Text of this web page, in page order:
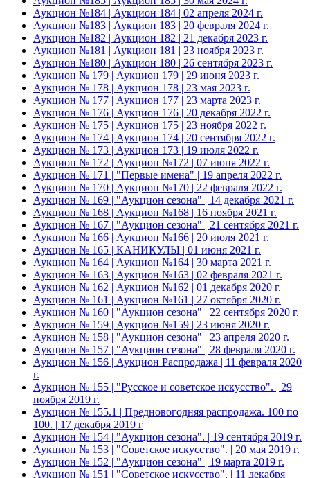
Аукцион №184 | Аукцион 184 | 02 апреля 2024 г.
Аукцион №183 | Аукцион 183 | 20 февраля 2024 г.
Аукцион №182 | Аукцион 182 | 21 декабря 2023 г.
Аукцион №181 | Аукцион 181 | 23 ноября 2023 г.
Аукцион №180 | Аукцион 180 | 26 сентября 2023 г.
Аукцион № 179 | Аукцион 179 | 29 июня 2023 г.
Аукцион № 178 | Аукцион 178 | 23 мая 2023 г.
Аукцион № 177 | Аукцион 177 | 23 марта 2023 г.
Аукцион № 176 | Аукцион 176 | 20 декабря 2022 г.
Аукцион № 175 | Аукцион 175 | 23 ноября 2022 г.
Аукцион № 174 | Аукцион 174 | 20 сентября 2022 г.
Аукцион № 173 | Аукцион 173 | 19 июля 2022 г.
Аукцион № 172 | Аукцион №172 | 07 июня 2022 г.
Аукцион № 171 | "Первые имена" | 19 апреля 2022 г.
Аукцион № 170 | Аукцион №170 | 22 февраля 2022 г.
Аукцион № 169 | "Аукцион сезона" | 14 декабря 2021 г.
Аукцион № 168 | Аукцион №168 | 16 ноября 2021 г.
Аукцион № 167 | "Аукцион сезона" | 21 сентября 2021 г.
Аукцион № 166 | Аукцион №166 | 20 июля 2021 г.
Аукцион № 165 | КАНИКУЛЫ | 01 июня 2021 г.
Аукцион № 164 | Аукцион №164 | 30 марта 2021 г.
Аукцион № 163 | Аукцион №163 | 02 февраля 2021 г.
Аукцион № 162 | Аукцион №162 | 01 декабря 2020 г.
Аукцион № 161 | Аукцион №161 | 27 октября 2020 г.
Аукцион № 160 | "Аукцион сезона" | 22 сентября 2020 г.
Аукцион № 159 | Аукцион №159 | 23 июня 2020 г.
Аукцион № 158 | "Аукцион сезона" | 23 апреля 2020 г.
Аукцион № 157 | "Аукцион сезона" | 28 февраля 2020 г.
Аукцион № 156 | Аукцион Распродажа | 11 февраля 2020
г.
Аукцион № 155 | "Русское и советское искусство". | 29
ноября 2019 г.
Аукцион № 155.1 | Предновогодняя распродажа. 100 по
100. | 17 декабря 2019 г
Аукцион № 154 | "Аукцион сезона". | 19 сентября 2019 г.
Аукцион № 153 | "Советское искусство". | 20 мая 2019 г.
Аукцион № 152 | "Аукцион сезона" | 19 марта 2019 г.
Аукцион № 151 | "Советское искусство". | 11 декабря